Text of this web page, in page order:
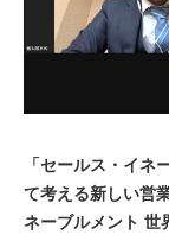
「セールス・イ
て考える新しい営
ネーブルメント 世